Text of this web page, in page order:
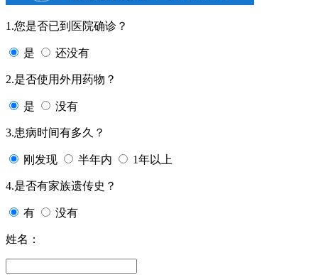
1.您是否已到医院确诊？
是 还没有
2.是否使用外用药物？
是 没有
3.患病时间有多久？
刚发现 半年内 1年以上
4.是否有家族遗传史？
有 没有
姓名：